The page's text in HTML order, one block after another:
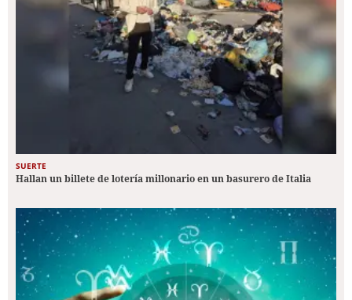
SUERTE
Hallan un billete de lotería millonario en un basurero de Italia